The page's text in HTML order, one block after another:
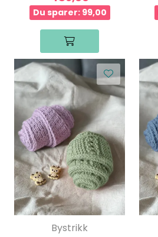
Du sparer: 99,00
Bystrikk